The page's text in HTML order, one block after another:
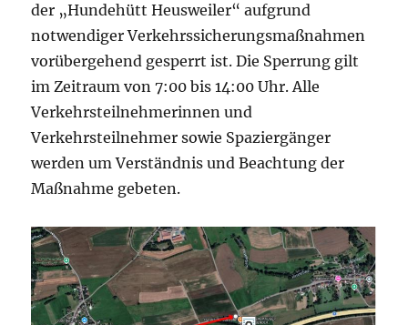
der „Hundehütt Heusweiler“ aufgrund
notwendiger Verkehrssicherungsmaßnahmen
vorübergehend gesperrt ist. Die Sperrung gilt
im Zeitraum von 7:00 bis 14:00 Uhr. Alle
Verkehrsteilnehmerinnen und
Verkehrsteilnehmer sowie Spaziergänger
werden um Verständnis und Beachtung der
Maßnahme gebeten.